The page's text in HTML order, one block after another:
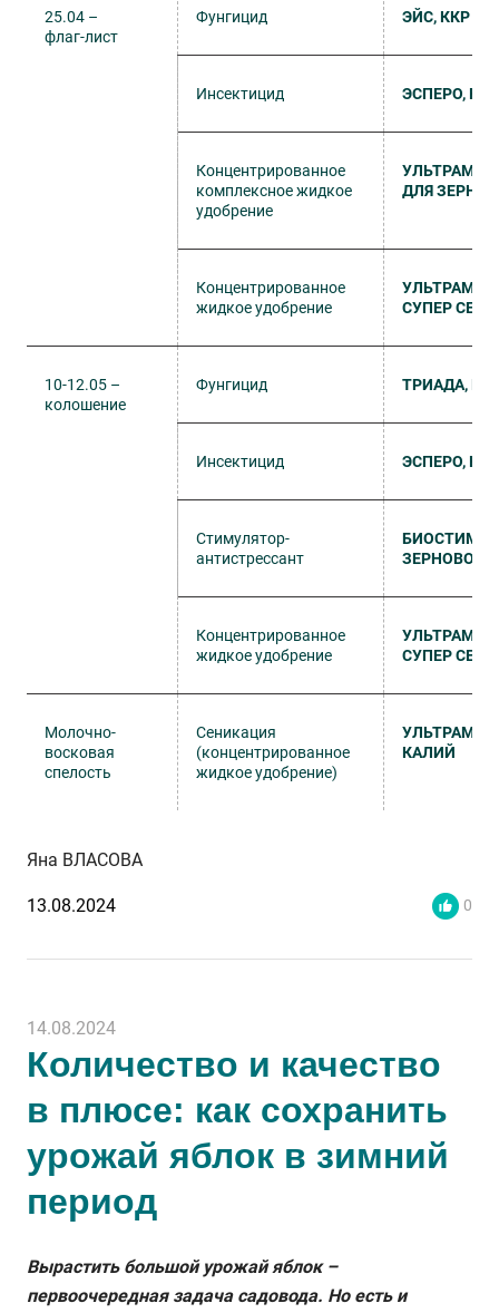
25.04 –
флаг-лист
Фунгицид ЭЙС, ККР
Инсектицид ЭСПЕРО, КС
Концентрированное
комплексное жидкое
удобрение
УЛЬТРАМАГ
ДЛЯ
Концентрированное
жидкое удобрение
УЛЬТРАМАГ
СУПЕР
10-12.05 –
колошение
Фунгицид ТРИАДА,
Инсектицид ЭСПЕРО, КС
Стимулятор-
антистрессант
БИОСТИМ
ЗЕРНОВОЙ
Концентрированное
жидкое удобрение
УЛЬТРАМАГ
СУПЕР
Молочно-
восковая
спелость
Сеникация
(концентрированное
жидкое удобрение)
УЛЬТРАМАГ
КАЛИЙ
Яна ВЛАСОВА
13.08.2024 0
14.08.2024
Количество и качество
в плюсе: как сохранить
урожай яблок в зимний
период
Вырастить большой урожай яблок –
первоочередная задача садовода. Но есть и